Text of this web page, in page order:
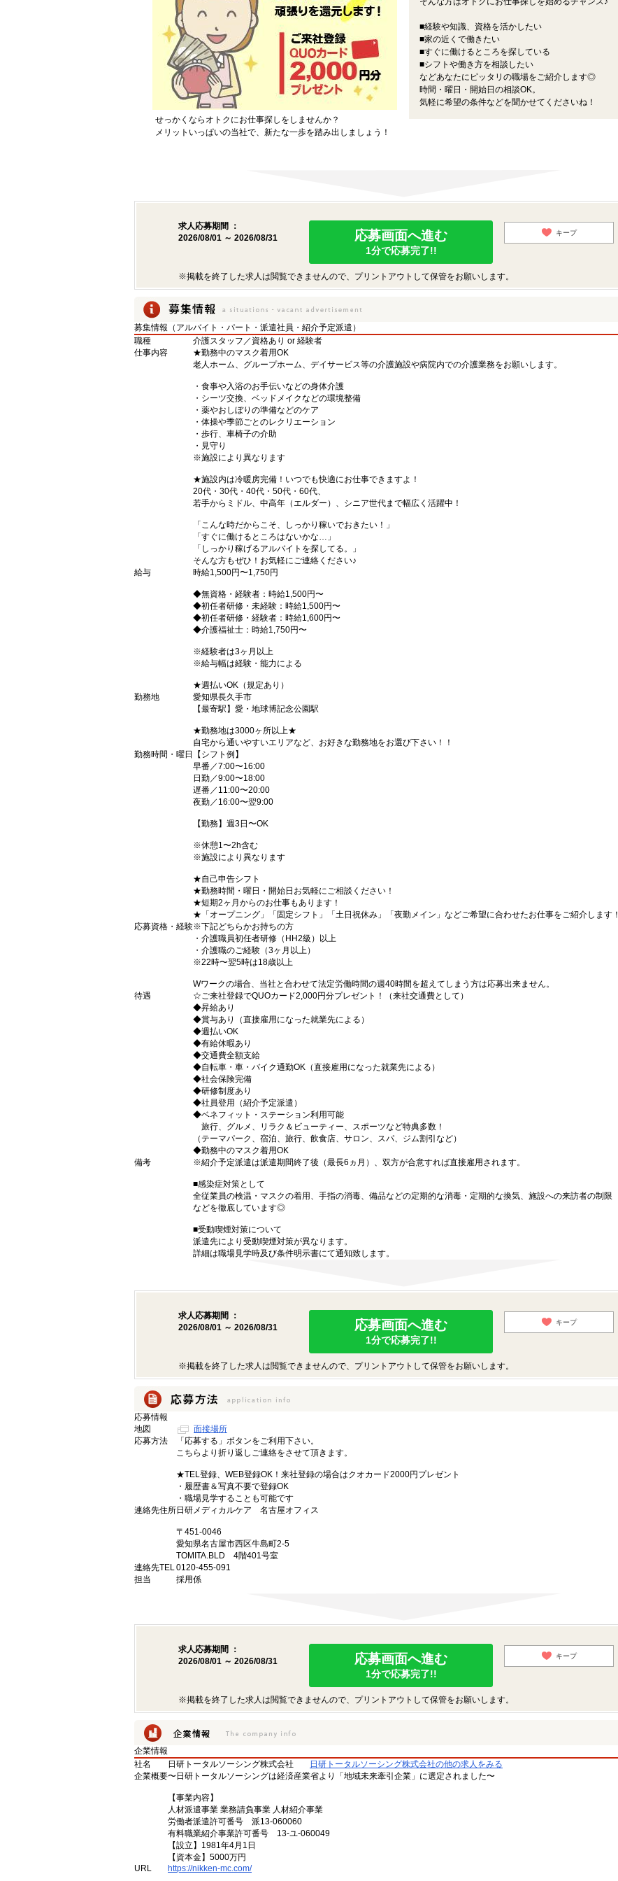
せっかくならオトクにお仕事探しをしませんか？
メリットいっぱいの当社で、新たな一歩を踏み出しましょう！
■経験や知識、資格を活かしたい
■家の近くで働きたい
■すぐに働けるところを探している
■シフトや働き方を相談したい
などあなたにピッタリの職場をご紹介します◎
時間・曜日・開始日の相談OK。
気軽に希望の条件などを聞かせてくださいね！
求人応募期間 ：
2026/08/01 ～ 2026/08/31
応募画面へ進む
1分で応募完了!!
キープ
※掲載を終了した求人は閲覧できませんので、プリントアウトして保管をお願いします。
募集情報（アルバイト・パート・派遣社員・紹介予定派遣）
職種
介護スタッフ／資格あり or 経験者
仕事内容
★勤務中のマスク着用OK
老人ホーム、グループホーム、デイサービス等の介護施設や病院内での介護業務をお願いします。
・食事や入浴のお手伝いなどの身体介護
・シーツ交換、ベッドメイクなどの環境整備
・薬やおしぼりの準備などのケア
・体操や季節ごとのレクリエーション
・歩行、車椅子の介助
・見守り
※施設により異なります
★施設内は冷暖房完備！いつでも快適にお仕事できますよ！
20代・30代・40代・50代・60代、
若手からミドル、中高年（エルダー）、シニア世代まで幅広く活躍中！
「こんな時だからこそ、しっかり稼いでおきたい！」
「すぐに働けるところはないかな…」
「しっかり稼げるアルバイトを探してる。」
そんな方もぜひ！お気軽にご連絡ください♪
給与
時給1,500円〜1,750円
◆無資格・経験者：時給1,500円〜
◆初任者研修・未経験：時給1,500円〜
◆初任者研修・経験者：時給1,600円〜
◆介護福祉士：時給1,750円〜
※経験者は3ヶ月以上
※給与幅は経験・能力による
★週払いOK（規定あり）
勤務地
愛知県長久手市
【最寄駅】愛・地球博記念公園駅
★勤務地は3000ヶ所以上★
自宅から通いやすいエリアなど、お好きな勤務地をお選び下さい！！
勤務時間・曜日
【シフト例】
早番／7:00〜16:00
日勤／9:00〜18:00
遅番／11:00〜20:00
夜勤／16:00〜翌9:00
【勤務】週3日〜OK
※休憩1〜2h含む
※施設により異なります
★自己申告シフト
★勤務時間・曜日・開始日お気軽にご相談ください！
★短期2ヶ月からのお仕事もあります！
★「オープニング」「固定シフト」「土日祝休み」「夜勤メイン」などご希望に合わせたお仕事をご紹介します！
応募資格・経験※下記どちらかお持ちの方
・介護職員初任者研修（HH2級）以上
・介護職のご経験（3ヶ月以上）
※22時〜翌5時は18歳以上
Wワークの場合、当社と合わせて法定労働時間の週40時間を超えてしまう方は応募出来ません。
待遇
☆ご来社登録でQUOカード2,000円分プレゼント！（来社交通費として）
◆昇給あり
◆賞与あり（直接雇用になった就業先による）
◆週払いOK
◆有給休暇あり
◆交通費全額支給
◆自転車・車・バイク通勤OK（直接雇用になった就業先による）
◆社会保険完備
◆研修制度あり
◆社員登用（紹介予定派遣）
◆ベネフィット・ステーション利用可能
旅行、グルメ、リラク＆ビューティー、スポーツなど特典多数！
（テーマパーク、宿泊、旅行、飲食店、サロン、スパ、ジム割引など）
◆勤務中のマスク着用OK
備考
※紹介予定派遣は派遣期間終了後（最長6ヵ月）、双方が合意すれば直接雇用されます。
■感染症対策として
全従業員の検温・マスクの着用、手指の消毒、備品などの定期的な消毒・定期的な換気、施設への来訪者の制限
などを徹底しています◎
■受動喫煙対策について
派遣先により受動喫煙対策が異なります。
詳細は職場見学時及び条件明示書にて通知致します。
求人応募期間 ：
2026/08/01 ～ 2026/08/31
応募画面へ進む
1分で応募完了!!
キープ
※掲載を終了した求人は閲覧できませんので、プリントアウトして保管をお願いします。
応募情報
地図
面接場所
応募方法
「応募する」ボタンをご利用下さい。
こちらより折り返しご連絡をさせて頂きます。
★TEL登録、WEB登録OK！来社登録の場合はクオカード2000円プレゼント
・履歴書＆写真不要で登録OK
・職場見学することも可能です
連絡先住所日研メディカルケア 名古屋オフィス
〒451-0046
愛知県名古屋市西区牛島町2-5
TOMITA.BLD 4階401号室
連絡先TEL0120-455-091
担当
採用係
求人応募期間 ：
2026/08/01 ～ 2026/08/31
応募画面へ進む
1分で応募完了!!
キープ
※掲載を終了した求人は閲覧できませんので、プリントアウトして保管をお願いします。
企業情報
社名
日研トータルソーシング株式会社
日研トータルソーシング株式会社の他の求人をみる
企業概要〜日研トータルソーシングは経済産業省より「地域未来牽引企業」に選定されました〜
【事業内容】
人材派遣事業 業務請負事業 人材紹介事業
労働者派遣許可番号 派13-060060
有料職業紹介事業許可番号 13-ユ-060049
【設立】1981年4月1日
【資本金】5000万円
URL
https://nikken-mc.com/